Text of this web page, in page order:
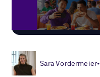
Sara Vordermeier•